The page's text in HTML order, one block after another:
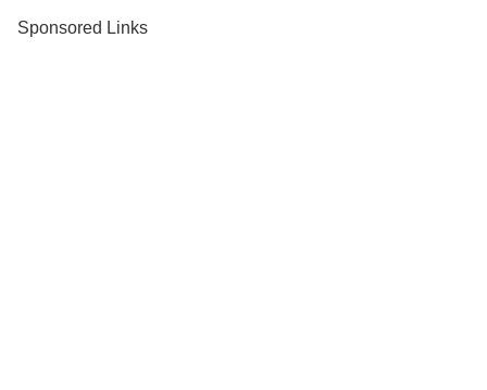
Sponsored Links